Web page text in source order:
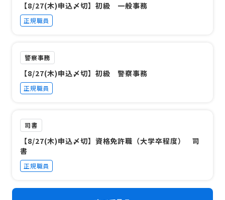
【8/27(木)申込〆切】初級 一般事務
正規職員
警察事務
【8/27(木)申込〆切】初級 警察事務
正規職員
司書
【8/27(木)申込〆切】資格免許職（大学卒程度） 司
書
正規職員